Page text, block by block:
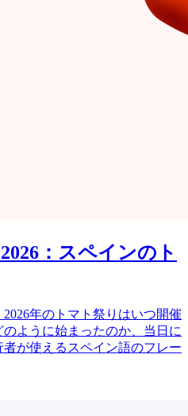
：スペインのト
年のトマト祭りはいつ開催
ように始まったのか、当日に
が使えるスペイン語のフレー